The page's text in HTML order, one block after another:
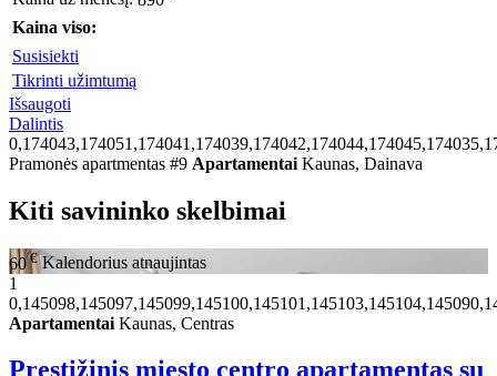
Kaina viso:
Susisiekti
Tikrinti užimtumą
Išsaugoti
Dalintis
Pramonės apartmentas #9 Apartamentai Kaunas, Dainava
Kiti savininko skelbimai
60€ Kalendorius atnaujintas
1
Apartamentai Kaunas, Centras
Prestižinis miesto centro apartamentas su